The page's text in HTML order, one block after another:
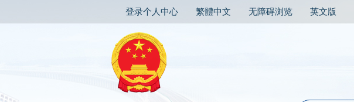
登录个人中心 繁體中文 无障碍浏览 英文版